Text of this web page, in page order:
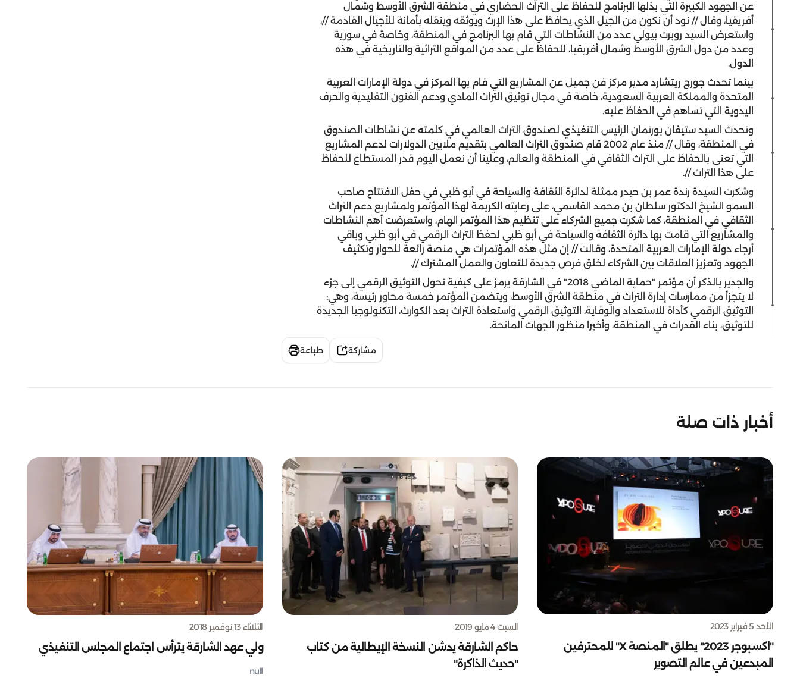
عن الجهود الكبيرة التي بذلها البرنامج للحفاظ على التراث الحضاري في منطقة الشرق الأوسط وشمال
أفريقيا، وقال // نود أن نكون من الجيل الذي يحافظ على هذا الإرث ويوثقه وينقله بأمانة للأجيال القادمة //،
واستعرض السيد روبرت بيولي عدد من النشاطات التي قام بها البرنامج في المنطقة، وخاصة في سورية
وعدد من دول الشرق الأوسط وشمال أفريقيا، للحفاظ على عدد من المواقع التراثية والتاريخية في هذه
الدول.
بينما تحدث جورج ريتشارد مدير مركز فن جميل عن المشاريع التي قام بها المركز في دولة الإمارات العربية
المتحدة والمملكة العربية السعودية، خاصة في مجال توثيق التراث المادي ودعم الفنون التقليدية والحرف
اليدوية التي تساهم في الحفاظ عليه.
وتحدث السيد ستيفان بورتمان الرئيس التنفيذي لصندوق التراث العالمي في كلمته عن نشاطات الصندوق
في المنطقة، وقال // منذ عام 2002 قام صندوق التراث العالمي بتقديم ملايين الدولارات لدعم المشاريع
التي تعنى بالحفاظ على التراث الثقافي في المنطقة والعالم، وعلينا أن نعمل اليوم قدر المستطاع للحفاظ
على هذا التراث //.
وشكرت السيدة رندة عمر بن حيدر ممثلة لدائرة الثقافة والسياحة في أبو ظبي في حفل الافتتاح صاحب
السمو الشيخ الدكتور سلطان بن محمد القاسمي، على رعايته الكريمة لهذا المؤتمر ولمشاريع دعم التراث
الثقافي في المنطقة، كما شكرت جميع الشركاء على تنظيم هذا المؤتمر الهام، واستعرضت أهم النشاطات
والمشاريع التي قامت بها دائرة الثقافة والسياحة في أبو ظبي لحفظ التراث الرقمي في أبو ظبي وباقي
أرجاء دولة الإمارات العربية المتحدة، وقالت // إن مثل هذه المؤتمرات هي منصة رائعة للحوار وتكثيف
الجهود وتعزيز العلاقات بين الشركاء لخلق فرص جديدة للتعاون والعمل المشترك //.
والجدير بالذكر أن مؤتمر "حماية الماضي 2018" في الشارقة يرمز على كيفية تحول التوثيق الرقمي إلى جزء
لا يتجزأ من ممارسات إدارة التراث في منطقة الشرق الأوسط، ويتضمن المؤتمر خمسة محاور رئيسة، وهي:
التوثيق الرقمي كأداة للاستعداد والوقاية، التوثيق الرقمي واستعادة التراث بعد الكوارث، التكنولوجيا الجديدة
للتوثيق، بناء القدرات في المنطقة، وأخيراً منظور الجهات المانحة.
مشاركة طباعة
أخبار ذات صلة
الأحد 5 فبراير 2023
"اكسبوجر 2023" يطلق "المنصة X" للمحترفين
المبدعين في عالم التصوير
السبت 4 مايو 2019
حاكم الشارقة يدشن النسخة الإيطالية من كتاب
"حديث الذاكرة"
الثلاثاء 13 نوفمبر 2018
ولي عهد الشارقة يترأس اجتماع المجلس التنفيذي
null